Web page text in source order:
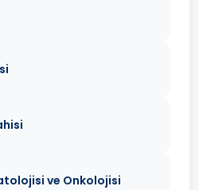
ve Onkolojisi